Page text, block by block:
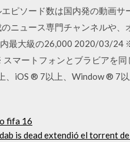
ピソード数は国内発の動画
ニュース専門チャンネルや
最大級の26,000 2020/03/24
マートフォンとブラビアを
、iOS ® 7以上、Window ®
fifa 16
is dead extendió el torrent